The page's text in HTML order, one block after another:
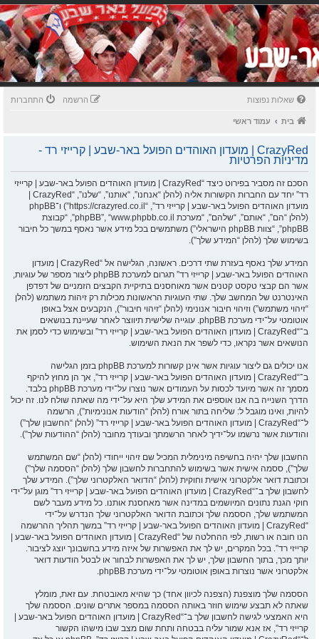
שאלות נפוצות התחברות הרשמה
בית עמוד ראשי
CrazyRed | מועדון האוהדים הפועל באר-שבע | קרייזי רד -
מדיניות הפרטיות
הסכם זה מסביר בפירוט כיצד “CrazyRed | מועדון האוהדים הפועל באר-שבע | קרייזי
מועדון האוהדים הפועל באר-שבע | קרייזי רד”, “https://crazyred.co.il”) ו־phpBB
(להלן “הם”, “אותם”, “שלהם”, “מערכת phpBB”, “www.phpbb.co.il”, “קבוצת
phpBB”, “צוות phpBB הישראלי”) משתמשים בכל מידע אשר נאסף במשך כל חיבור
בשימוש שלך (להלן “המידע שלך”).
המידע שלך נאסף בעזרת שתי דרכים. ראשונה, הגלישה אל “CrazyRed | מועדון
האוהדים הפועל באר-שבע | קרייזי רד” תגרום למערכת phpBB ליצור מספר של עוגיות,
אשר הם קבצי טקסט קטנים אשר מאוחסנים בתיקיית הקבצים הזמניים של דפדפן
האינטרנט של המחשב שלך. שתי העוגיות הראשונות מכילות רק זיהות משתמש (להלן
“זיהוי משתמש”) וזיהוי חיבור אנונימי (להלן “זיהוי חיבור”), הנקבעים אצל באופן
אוטומטי על־ידי מערכת phpBB. עוגייה שלישית תיווצר לאחר שעיינת בנושאים
ב־“CrazyRed | מועדון האוהדים הפועל באר-שבע | קרייזי רד” ובשימוש כדי לסמן את
הנושאים אשר נקראו, כדי לשפר את הנאת השימוש.
אנו יכולים גם ליצור עוגיות אשר אינן קשורות למערכת phpBB בזמן הגלישה
ב־“CrazyRed | מועדון האוהדים הפועל באר-שבע | קרייזי רד”, אך הן מחוץ להיקף
מסמך זה אשר מיועד לכסות על העמודים אשר נוצרו על־ידי מערכת phpBB בלבד.
הדרך השנייה בה אנו אוספים את המידע שלך היא על־ידי מה שאתה שולח לנו. זה יכול
להיות, ואינו מוגבל ל: שליחה בתור אורח (להלן “הודעות אנונימיות”), הרשמה
ל־“CrazyRed | מועדון האוהדים הפועל באר-שבע | קרייזי רד” (להלן “החשבון שלך”)
והודעות אשר נרשמו על־ידיך לאחר הרשמתך ובעודך מחובר (להלן “ההודעות שלך”).
החשבון שלך יהיה בחשיפה מינימלית המכיל שם זיהוי ייחודי (להלן “שם המשתמש
שלך”), ססמה אישית אשר בשימוש להתחברות לחשבון שלך (להלן “הססמה שלך”)
וכתובת דואר אלקטרוני אישית וחוקית (להלן “הדואר האלקטרוני שלך”). המידע שלך
לחשבון שלך ב־“CrazyRed | מועדון האוהדים הפועל באר-שבע | קרייזי רד” מוגן על־ידי
חוקי הגנת נתונים המיושמים במדינה אשר מאחסנת אותנו. כל מידע מעבר לשם
המשתמש שלך, הססמה שלך וכתובת הדואר האלקטרוני שלך הנדרש על־ידי
“CrazyRed | מועדון האוהדים הפועל באר-שבע | קרייזי רד” במשך תהליך ההרשמה
הנו חובה או רשות, לפי ההחלטה של “CrazyRed | מועדון האוהדים הפועל באר-שבע |
קרייזי רד”. בכל המקרים, יש לך את האפשרות של איזה מידע בחשבונך יוצג לציבור.
יותך מכך, בתוך החשבון שלך, יש לך את האפשרות לבחור או לבטל הודעות דואר
אלקטרוני אשר נוצרות באופן אוטומטי על־ידי מערכת phpBB.
הססמה שלך מוצפנת (הצפנה לכיוון אחד) כך שהיא מאובטחת. עם זאת, מומלץ
שאתה לא תבצע שימוש חוזר באותה הססמה במספר אתרים שונים. הססמה שלך
היא האמצעי לגישה לחשבון שלך ב־“CrazyRed | מועדון האוהדים הפועל באר-שבע |
קרייזי רד”, אז אנא שמור עליה בבטחה ותחת שום מצב שבו מישהו הקשור